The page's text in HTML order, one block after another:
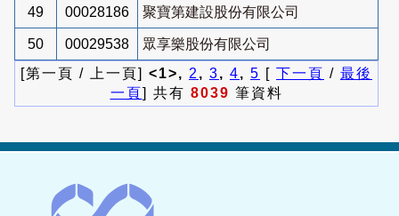
49 00028186 聚寶第建設股份有限公司
50 00029538
眾享樂股份有限公司
[第一頁 / 上一頁] <1>, 2 , 3, 4, 5 [ 下一頁 / 最後
一頁] 共有 8039 筆資料